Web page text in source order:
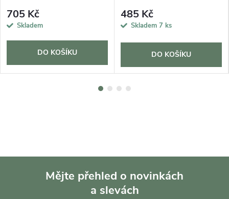
705 Kč
Skladem
DO KOŠÍKU
485 Kč
Skladem 7 ks
DO KOŠÍKU
Mějte přehled o novinkách
a slevách